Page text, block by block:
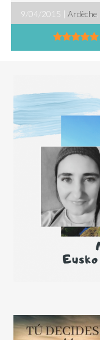
9/04/2015 |Ardèche